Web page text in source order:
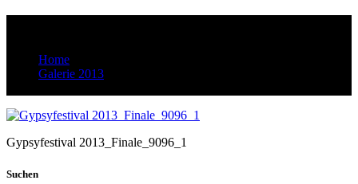
Home
Galerie 2013
Gypsyfestival 2013_Finale_9096_1
Suchen